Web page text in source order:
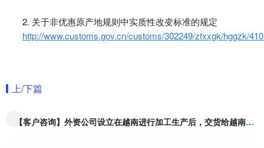
2. 关于非优惠原产地规则中实质性改变标准的规定
http://www.customs.gov.cn/customs/302249/zfxxgk/hggzk/
上/下篇
【客户咨询】外资公司设立在越南进行加工生产后，交货给越南的外资公司，这样能否办理原产地证呢？办理方式是怎样的？